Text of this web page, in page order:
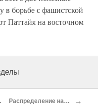
в борьбе с фашистской
Паттайя на восточном
Распределение нагрузки →